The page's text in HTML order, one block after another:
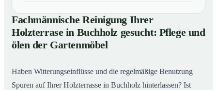
01 Fachmännische Reinigung Ihrer Holzterrase in
Buchholz gesucht: Pflege und ölen der Gartenmöbel
So reinigen unsere Profis Holzterrassen in Buchholz
Fachmännische Reinigung Ihrer
Holzterrase in Buchholz gesucht: Pflege und
ölen der Gartenmöbel
Haben Witterungseinflüsse und die regelmäßige Benutzung
Spuren auf Ihrer Holzterrasse in Buchholz hinterlassen? Ist